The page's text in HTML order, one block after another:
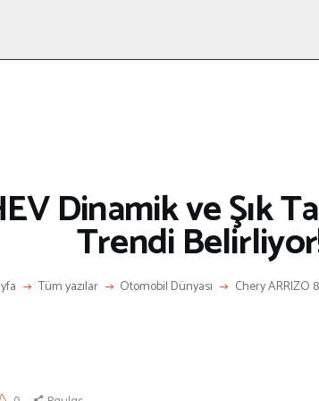
Dinamik ve Şık
Trendi
Tüm yazılar Otomobil Dünyası Chery ARRIZO